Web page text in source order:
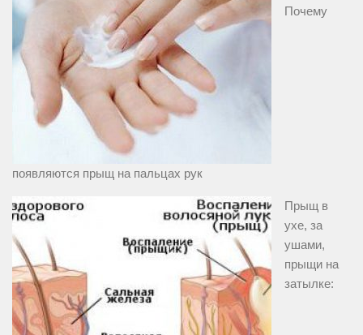
Почему
появляются прыщ на пальцах рук
Прыщ в
ухе, за
ушами,
прыщи на
затылке: